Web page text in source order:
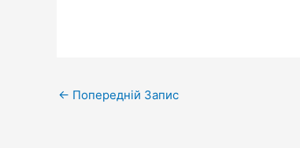
← Попередній Запис